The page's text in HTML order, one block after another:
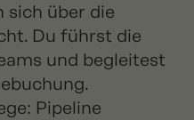
sich über die
Du führst die
und begleitest
Pipeline